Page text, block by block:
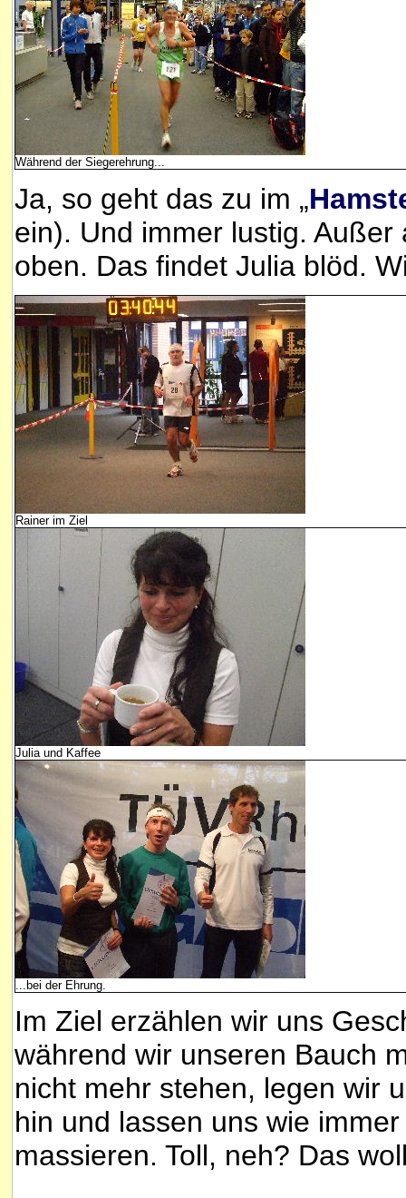
Während der Siegerehrung...
Ja, so geht das zu im „
ein). Und immer lustig.
oben. Das findet Julia blöd.
Rainer im Ziel
Julia und Kaffee
...bei der Ehrung.
Im Ziel erzählen wir uns
während wir unseren Bauch
nicht mehr stehen, legen wir
hin und lassen uns wie
massieren. Toll, neh? Das